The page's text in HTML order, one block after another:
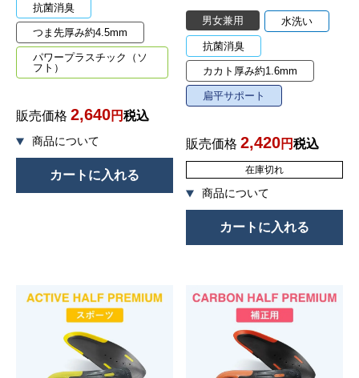
抗菌消臭
つま先厚み約4.5mm
パワープラスチック（ソ
フト）
販売価格 2,640 税込
カートに入れる
男女兼用 水洗い
抗菌消臭
カカト厚み約1.6mm
扁平サポート
販売価格 2,420 税込
在庫切れ
カートに入れる